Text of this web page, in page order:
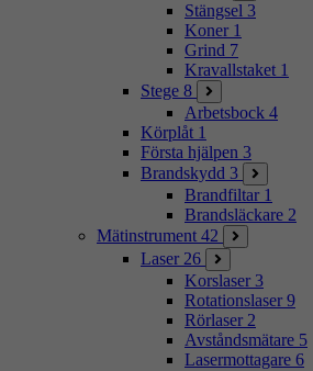
Stängsel 3
Koner 1
Grind 7
Kravallstaket 1
Stege 8
Arbetsbock 4
Körplåt 1
Första hjälpen 3
Brandskydd 3
Brandfiltar 1
Brandsläckare 2
Mätinstrument 42
Laser 26
Korslaser 3
Rotationslaser 9
Rörlaser 2
Avståndsmätare 5
Lasermottagare 6